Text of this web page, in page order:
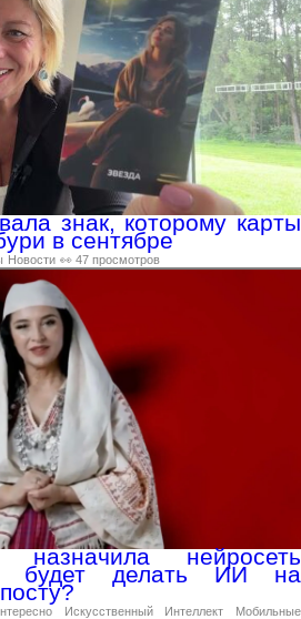
знак, которому карты
в сентябре
Новости 👀 47 просмотров
нейросеть
будет делать ИИ на
Искусственный Интеллект
Мобильные